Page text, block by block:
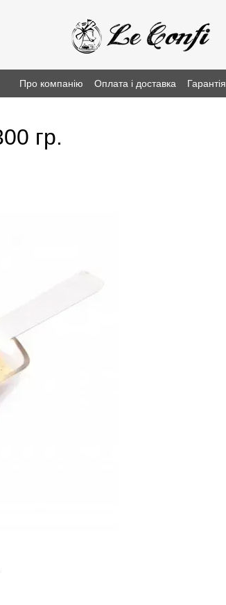
Про компанію Оплата і доставка Гарантія
гр.